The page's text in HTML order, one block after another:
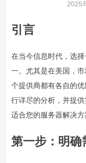
2025
引言
在当今信息时代，选
一。尤其是在美国，
个提供商都有各自的
行详尽的分析，并提
适合您的服务器解决方
第一步：明确